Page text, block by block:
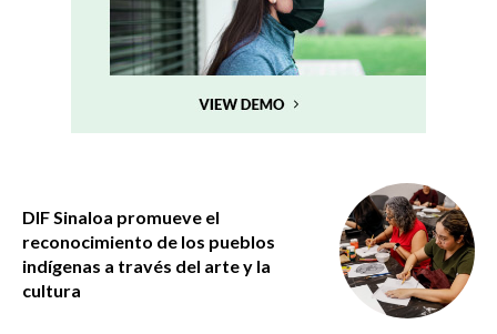
DIF Sinaloa promueve el
reconocimiento de los pueblos
indígenas a través del arte y la
cultura